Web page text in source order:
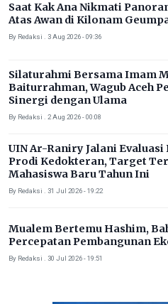
Saat Kak Ana Nikmati
Atas Awan di Kilonam
By Redaksi . 3 Aug 2026 - 09:36
Silaturahmi Bersama Imam
Baiturrahman, Wagub Aceh
Sinergi dengan Ulama
By Redaksi . 2 Aug 2026 - 00:08
UIN Ar-Raniry Jalani Evaluasi
Prodi Kedokteran, Target
Mahasiswa Baru Tahun Ini
By Redaksi . 31 Jul 2026 - 19:22
Mualem Bertemu Hashim,
Percepatan Pembangunan
By Redaksi . 30 Jul 2026 - 19:51